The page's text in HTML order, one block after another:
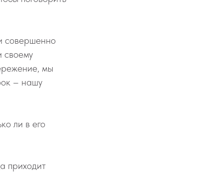
совершенно
своему
мы
– нашу
ли в его
приходит